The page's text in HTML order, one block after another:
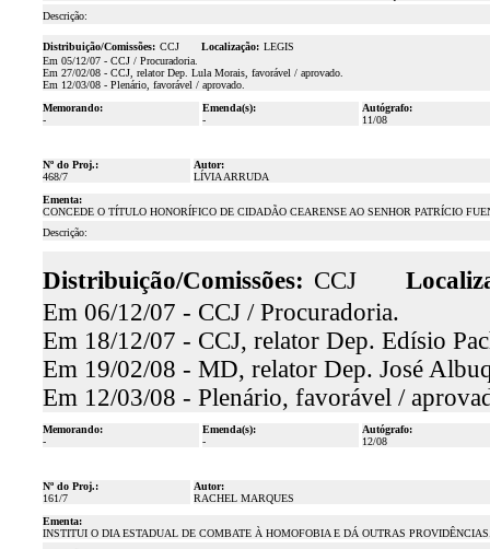
Descrição:
Distribuição/Comissões: CCJ Localização: LEGIS
Em 05/12/07 - CCJ / Procuradoria.
Em 27/02/08 - CCJ, relator Dep. Lula Morais, favorável / aprovado.
Em 12/03/08 - Plenário, favorável / aprovado.
Memorando:
-
Emenda(s):
-
Autógrafo:
11/08
Nº do Proj.:
468/7
Autor:
LÍVIA ARRUDA
Ementa:
CONCEDE O TÍTULO HONORÍFICO DE CIDADÃO CEARENSE AO SENHOR PATRÍCIO
Descrição:
Distribuição/Comissões: CCJ
Em 06/12/07 - CCJ / Procuradoria.
Em 18/12/07 - CCJ, relator Dep. Edísio
Em 19/02/08 - MD, relator Dep. José
Em 12/03/08 - Plenário, favorável /
Memorando:
-
Emenda(s):
-
Autógrafo:
12/08
Nº do Proj.:
161/7
Autor:
RACHEL MARQUES
Ementa:
INSTITUI O DIA ESTADUAL DE COMBATE À HOMOFOBIA E DÁ OUTRAS